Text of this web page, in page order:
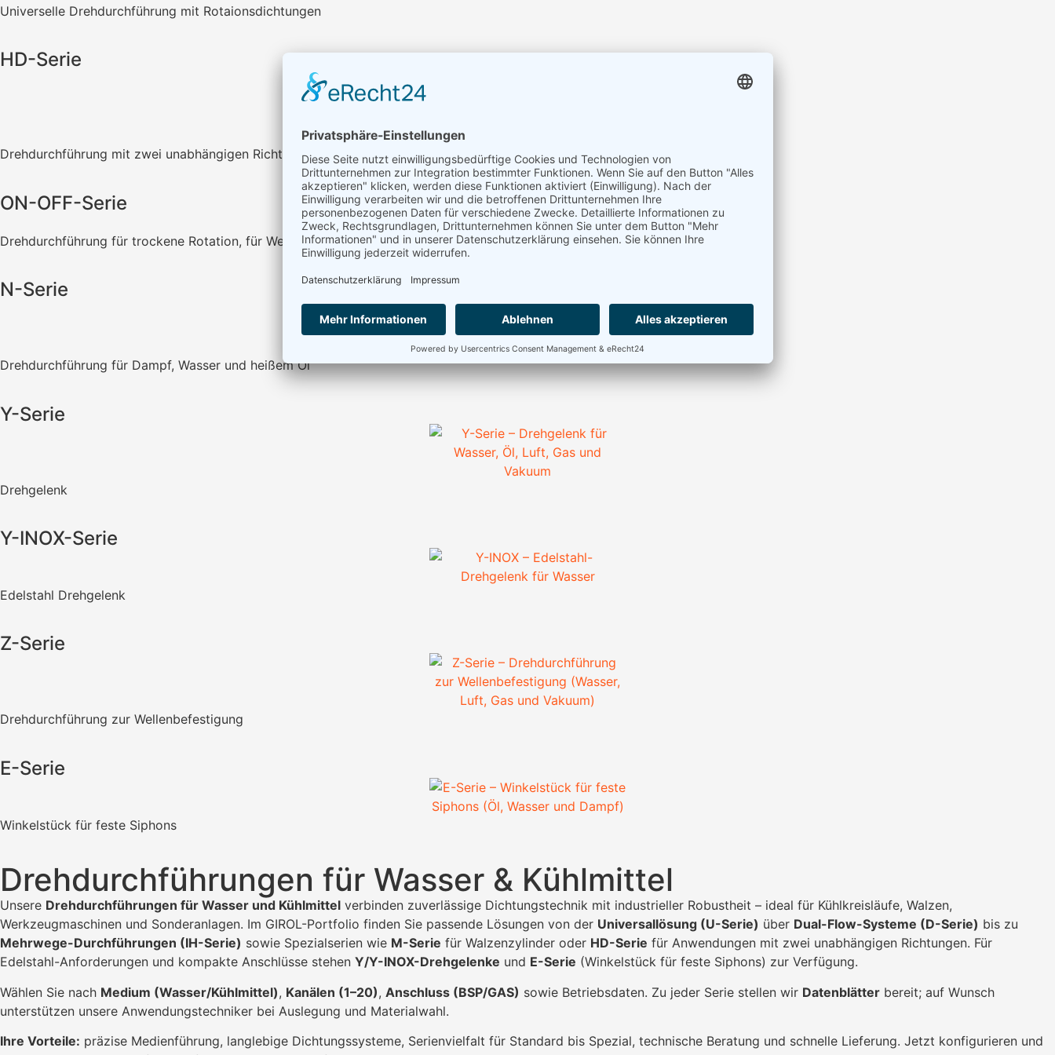
Universelle Drehdurchführung mit Rotaionsdichtungen
HD-Serie
Drehdurchführung mit zwei unabhängigen Richtungen
ON-OFF-Serie
Drehdurchführung für trockene Rotation, für Werkzeugmaschinen
N-Serie
Drehdurchführung für Dampf, Wasser und heißem Öl
Y-Serie
Drehgelenk
Y-INOX-Serie
Edelstahl Drehgelenk
Z-Serie
Drehdurchführung zur Wellenbefestigung
E-Serie
Winkelstück für feste Siphons
Drehdurchführungen für Wasser & Kühlmittel
Unsere Drehdurchführungen für Wasser und Kühlmittel verbinden zuverlässige Dichtungstechnik mit industrieller Robustheit – ideal für Kühlkreisläufe, Walzen,
Werkzeugmaschinen und Sonderanlagen. Im GIROL-Portfolio finden Sie passende Lösungen von der Universallösung (U-Serie) über Dual-Flow-Systeme (D-Serie) bis zu
Mehrwege-Durchführungen (IH-Serie) sowie Spezialserien wie M-Serie für Walzenzylinder oder HD-Serie für Anwendungen mit zwei unabhängigen Richtungen. Für
Edelstahl-Anforderungen und kompakte Anschlüsse stehen Y/Y-INOX-Drehgelenke und E-Serie (Winkelstück für feste Siphons) zur Verfügung.
Wählen Sie nach Medium (Wasser/Kühlmittel), Kanälen (1–20), Anschluss (BSP/GAS) sowie Betriebsdaten. Zu jeder Serie stellen wir Datenblätter bereit; auf Wunsch
unterstützen unsere Anwendungstechniker bei Auslegung und Materialwahl.
Ihre Vorteile: präzise Medienführung, langlebige Dichtungssysteme, Serienvielfalt für Standard bis Spezial, technische Beratung und schnelle Lieferung. Jetzt konfigurieren und